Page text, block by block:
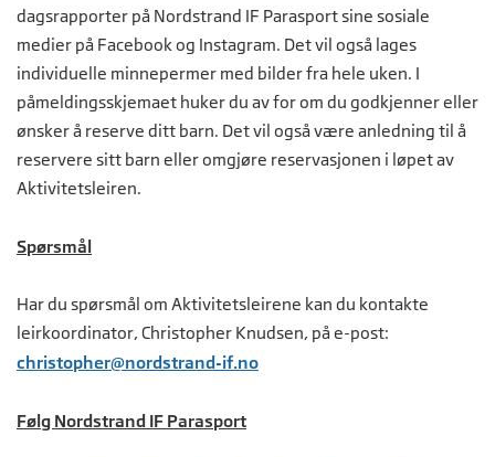
dagsrapporter på Nordstrand IF Parasport sine sosiale
medier på Facebook og Instagram. Det vil også lages
individuelle minnepermer med bilder fra hele uken. I
påmeldingsskjemaet huker du av for om du godkjenner eller
ønsker å reserve ditt barn. Det vil også være anledning til å
reservere sitt barn eller omgjøre reservasjonen i løpet av
Aktivitetsleiren.
Spørsmål
Har du spørsmål om Aktivitetsleirene kan du kontakte
leirkoordinator, Christopher Knudsen, på e-post:
christopher@nordstrand-if.no
Følg Nordstrand IF Parasport